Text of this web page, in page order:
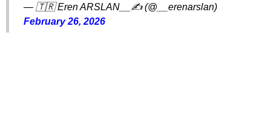
— 🇹🇷 Eren ARSLAN__✍️ (@__erenarslan)
February 26, 2026